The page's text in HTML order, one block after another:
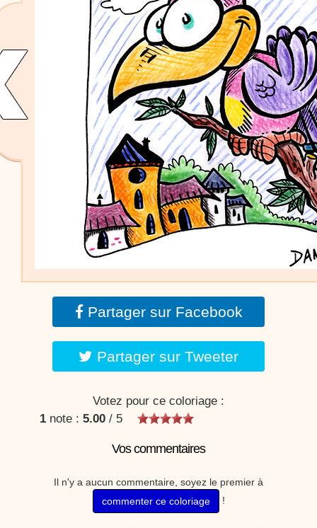
Proposer une vidéo
Vidéos Stéphyprod:Chansons de Noël, 21 minutes de
dessins animésDessins animés traditionnelsDes chansons de
Noël, des contes de Noël, profitez de 21 minutes de
productions de Noël sans interruption de pub. un petit
moment de tranquillité pour votre enfant ou pour les
parents !!! De la première note de musique au dernier
coup de crayon, une production 100/100 stéphyprod.
Proposer une vidéo
Partager sur Facebook
Partager sur Tweeter
Votez pour ce coloriage :
1 note : 5.00 / 5
Vos commentaires
Il n'y a aucun commentaire, soyez le premier à
commenter ce coloriage
!